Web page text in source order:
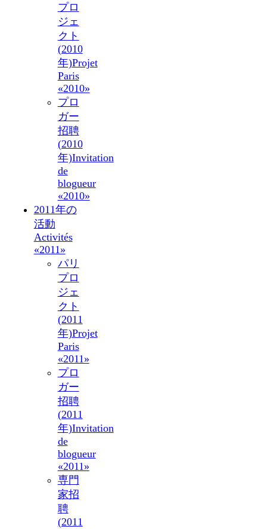
プロ
ジェ
クト
(2010
年)Projet
Paris
«2010»
プロ
ガー
招聘
(2010
年)Invitation
de
blogueur
«2010»
2011年の
活動
Activités
«2011»
パリ
プロ
ジェ
クト
(2011
年)Projet
Paris
«2011»
プロ
ガー
招聘
(2011
年)Invitation
de
blogueur
«2011»
専門
家招
聘
(2011